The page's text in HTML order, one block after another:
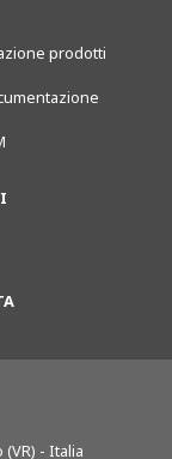
prodotti
- Italia